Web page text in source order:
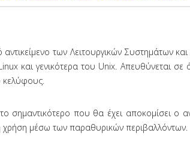
αντικείμενο των Λειτουργικών
και γενικότερα του Unix. Απευθύνεται σε
κελύφους.
σημαντικότερο που θα έχει αποκομίσει ο
μέσω των παραθυρικών περιβαλλόντων.